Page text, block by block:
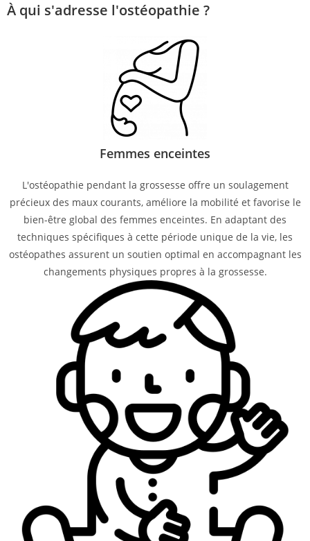
À qui s'adresse l'ostéopathie ?
Femmes enceintes
L'ostéopathie pendant la grossesse offre un soulagement
précieux des maux courants, améliore la mobilité et favorise le
bien-être global des femmes enceintes. En adaptant des
techniques spécifiques à cette période unique de la vie, les
ostéopathes assurent un soutien optimal en accompagnant les
changements physiques propres à la grossesse.